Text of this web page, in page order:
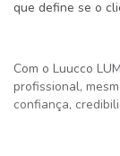
que define se o
Com o Luucco
profissional,
confiança,